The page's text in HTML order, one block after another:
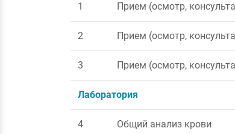
1 Прием (осмотр,
2 Прием (осмотр,
3 Прием (осмотр,
Лаборатория
4 Общий анализ крови